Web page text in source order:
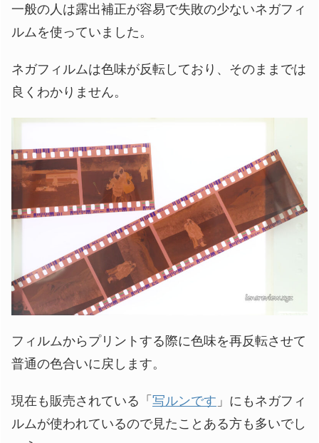
一般の人は露出補正が容易で失敗の少ないネガフィ
ルムを使っていました。
ネガフィルムは色味が反転しており、そのままでは
良くわかりません。
フィルムからプリントする際に色味を再反転させて
普通の色合いに戻します。
現在も販売されている「 写ルンです 」にもネガフィ
ルムが使われているので見たことある方も多いでし